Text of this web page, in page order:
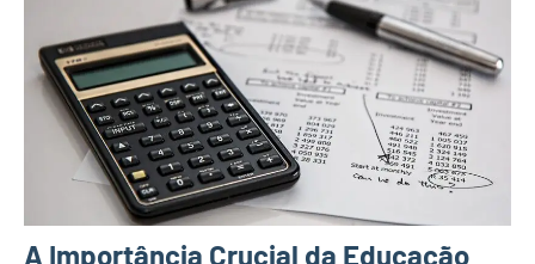
A Importância Crucial da Educação